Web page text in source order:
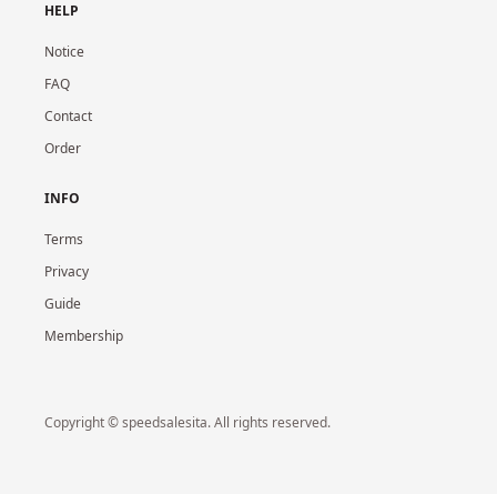
HELP
Notice
FAQ
Contact
Order
INFO
Terms
Privacy
Guide
Membership
Copyright © speedsalesita. All rights reserved.